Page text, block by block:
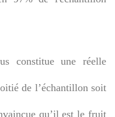
constitue une réelle
de l’échantillon soit
qu’il est le fruit